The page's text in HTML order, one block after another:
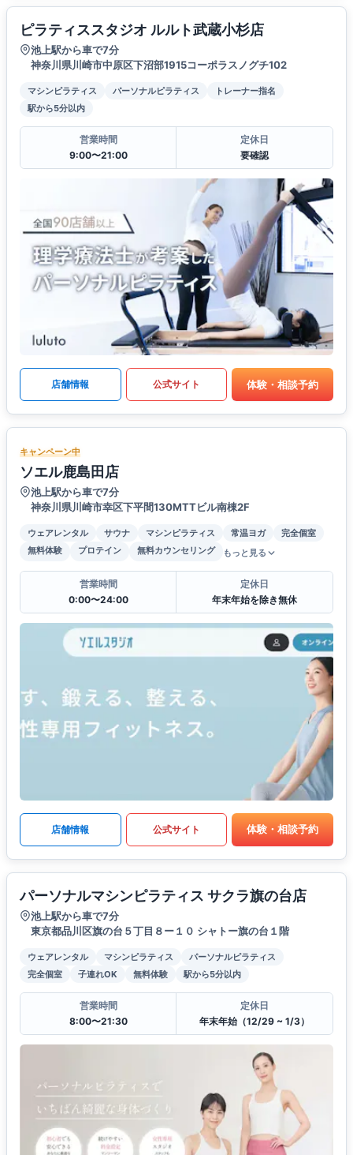
ピラティススタジオ ルルト武蔵小杉店
池上駅から車で7分
神奈川県川崎市中原区下沼部1915コーポラスノグチ102
マシンピラティス パーソナルピラティス
トレーナー指名
駅から5分以内
営業時間
9:00〜21:00
定休日
要確認
店舗情報 公式サイト 体験・相談予約
キャンペーン中
ソエル鹿島田店
池上駅から車で7分
神奈川県川崎市幸区下平間130MTTビル南棟2F
ウェアレンタル サウナ マシンピラティス 常温ヨガ
完全個室
無料体験
プロテイン 無料カウンセリング もっと見る
営業時間
0:00〜24:00
定休日
年末年始を除き無休
店舗情報 公式サイト 体験・相談予約
パーソナルマシンピラティス サクラ旗の台店
池上駅から車で7分
東京都品川区旗の台５丁目８ー１０ シャトー旗の台１階
ウェアレンタル マシンピラティス
パーソナルピラティス
完全個室
子連れOK 無料体験 駅から5分以内
営業時間
8:00〜21:30
定休日
年末年始（12/29 ~ 1/3）